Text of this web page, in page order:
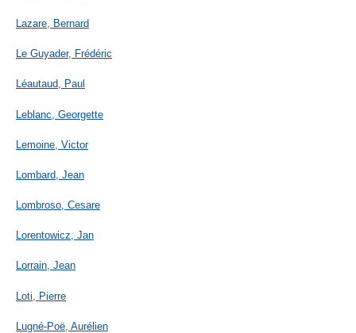
Lazare, Bernard
Le Guyader, Frédéric
Léautaud, Paul
Leblanc, Georgette
Lemoine, Victor
Lombard, Jean
Lombroso, Cesare
Lorentowicz, Jan
Lorrain, Jean
Loti, Pierre
Lugné-Poë, Aurélien